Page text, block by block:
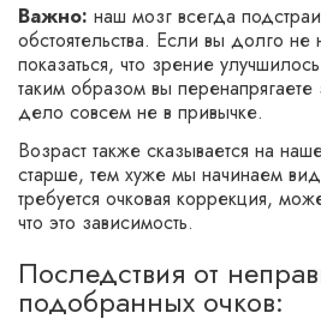
Важно: наш мозг всегда
обстоятельства. Если вы долго
показаться, что зрение
таким образом вы
дело совсем не в привычке.
Возраст также сказывается на
старше, тем хуже мы начинаем
требуется очковая коррекция,
что это зависимость.
Последствия от
подобранных очков: